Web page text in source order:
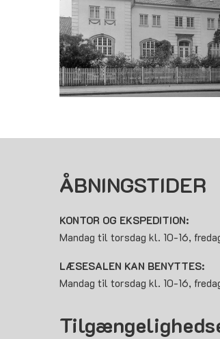
ÅBNINGSTIDER
KONTOR OG EKSPEDITION:
Mandag til torsdag kl. 10-16,
LÆSESALEN KAN BENYTTES:
Mandag til torsdag kl. 10-16,